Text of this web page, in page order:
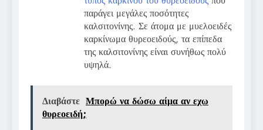
παράγει μεγάλες ποσότητες
καλσιτονίνης. Σε άτομα με μυελοειδές
καρκίνωμα θυρεοειδούς, τα επίπεδα
της καλσιτονίνης είναι συνήθως πολύ
υψηλά.
Διαβάστε Μπορώ να δώσω αίμα αν εχω
θυρεοειδή;